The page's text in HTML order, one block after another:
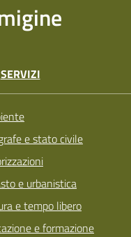
SERVIZI
e stato civile
e urbanistica
e tempo libero
e formazione